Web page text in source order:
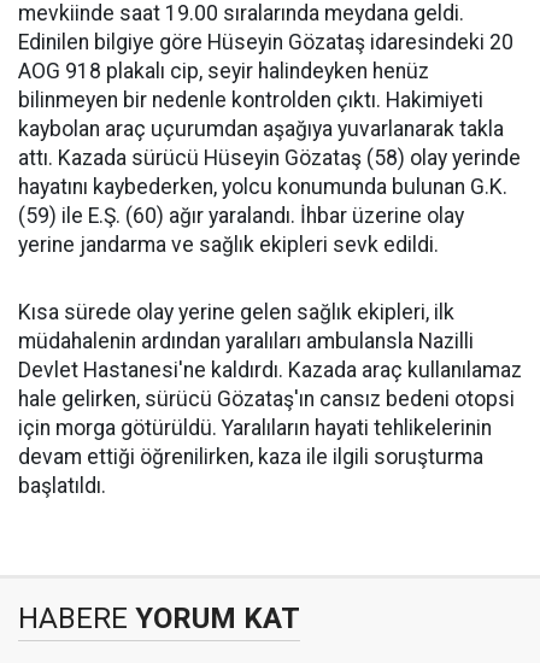
mevkiinde saat 19.00 sıralarında meydana geldi.
Edinilen bilgiye göre Hüseyin Gözataş idaresindeki 20
AOG 918 plakalı cip, seyir halindeyken henüz
bilinmeyen bir nedenle kontrolden çıktı. Hakimiyeti
kaybolan araç uçurumdan aşağıya yuvarlanarak takla
attı. Kazada sürücü Hüseyin Gözataş (58) olay yerinde
hayatını kaybederken, yolcu konumunda bulunan G.K.
(59) ile E.Ş. (60) ağır yaralandı. İhbar üzerine olay
yerine jandarma ve sağlık ekipleri sevk edildi.
Kısa sürede olay yerine gelen sağlık ekipleri, ilk
müdahalenin ardından yaralıları ambulansla Nazilli
Devlet Hastanesi'ne kaldırdı. Kazada araç kullanılamaz
hale gelirken, sürücü Gözataş'ın cansız bedeni otopsi
için morga götürüldü. Yaralıların hayati tehlikelerinin
devam ettiği öğrenilirken, kaza ile ilgili soruşturma
başlatıldı.
HABERE YORUM KAT